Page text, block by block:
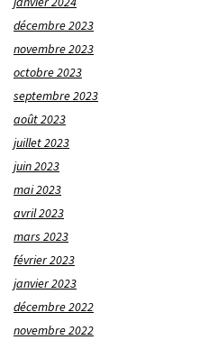
décembre 2023
novembre 2023
octobre 2023
septembre 2023
août 2023
juillet 2023
juin 2023
mai 2023
avril 2023
mars 2023
février 2023
janvier 2023
décembre 2022
novembre 2022